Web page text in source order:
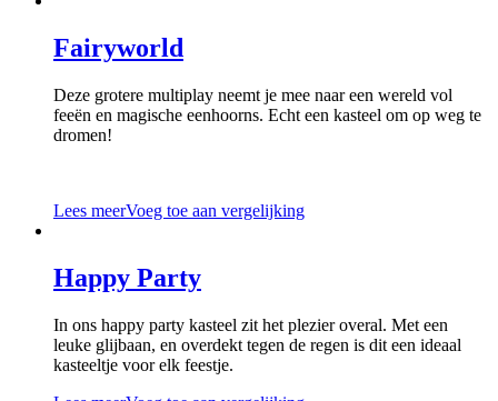
Fairyworld
Deze grotere multiplay neemt je mee naar een wereld vol
feeën en magische eenhoorns. Echt een kasteel om op weg te
dromen!
Lees meerVoeg toe aan vergelijking
Happy Party
In ons happy party kasteel zit het plezier overal. Met een
leuke glijbaan, en overdekt tegen de regen is dit een ideaal
kasteeltje voor elk feestje.